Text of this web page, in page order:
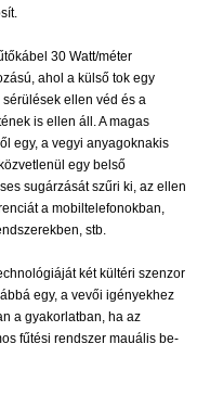
30 Watt/méter
ahol a külső tok egy
ellen véd és a
is ellen áll. A magas
egy, a vegyi anyagoknakis
egy belső
sugárzását szűri ki, az ellen
a mobiltelefonokban,
stb.
két kültéri szenzor
egy, a vevői igényekhez
a gyakorlatban, ha az
fűtési rendszer mauális be-